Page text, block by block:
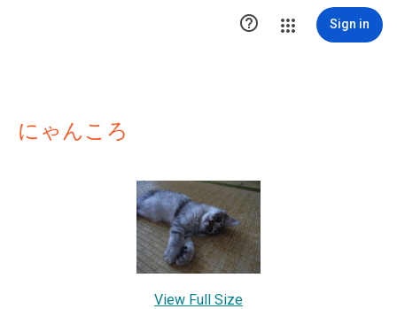
 Sign in
にゃんころ
View Full Size